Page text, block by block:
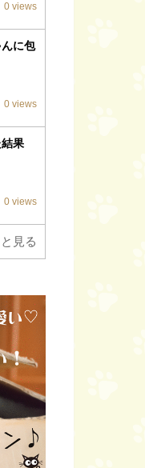
0 views
に包
0 views
果
0 views
見る